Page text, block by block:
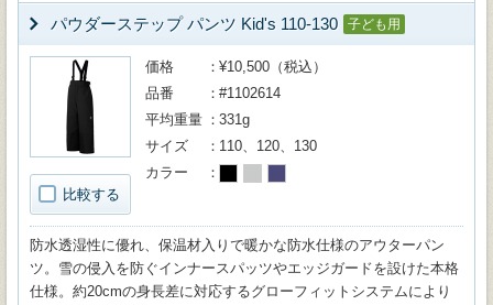
パウダーステップ パンツ Kid's 110-130 子ども用
比較する
価格
¥10,500（税込）
品番
#1102614
平均重量
331g
サイズ
110、120、130
カラー
防水透湿性に優れ、保温材入りで暖かな防水仕様のアウターパン
ツ。雪の侵入を防ぐインナースパッツやエッジガードを設けた本格
仕様。約20cmの身長差に対応するグローフィットシステムにより